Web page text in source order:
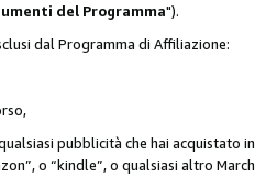
del Programma").
dal Programma di Affiliazione:
pubblicità che hai acquistato
o “kindle”, o qualsiasi altro